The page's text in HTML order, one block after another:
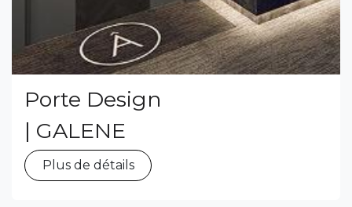
Porte Design
| GALENE
Plus de détails